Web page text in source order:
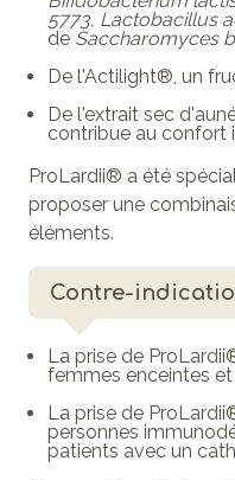
5773, Lactobacillus
de Saccharomyces
De l'Actilight®, un
De l'extrait sec
contribue au confort
ProLardii® a été
proposer une
éléments.
Contre-
La prise de
femmes enceintes
La prise de
personnes
patients avec un